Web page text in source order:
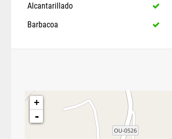
Alcantarillado
Barbacoa
+
-